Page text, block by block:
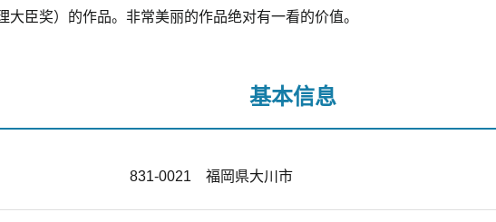
大臣奖）的作品。非常美丽的作品绝对有一看的价值。
基本信息
831-0021 福岡県大川市